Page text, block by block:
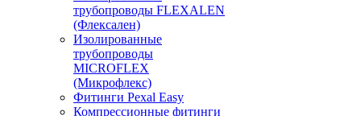
трубопроводы FLEXALEN
(Флексален)
Изолированные
трубопроводы
MICROFLEX
(Микрофлекс)
Фитинги Pexal Easy
Компрессионные фитинги